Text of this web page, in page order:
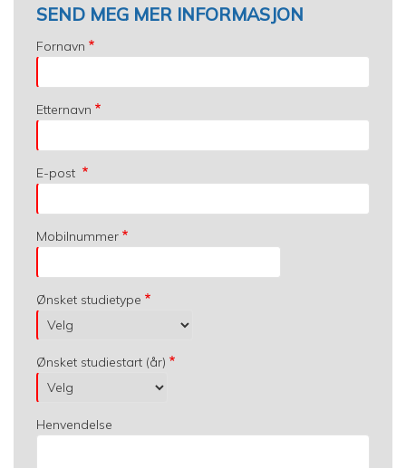
SEND MEG MER INFORMASJON
Fornavn
Etternavn
E-post
Mobilnummer
Ønsket studietype
Ønsket studiestart (år)
Henvendelse